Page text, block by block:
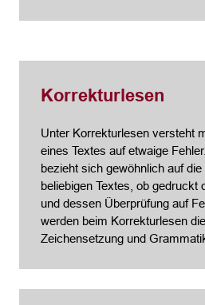
Korrekturlesen
Unter Korrekturlesen versteht
eines Textes auf etwaige
bezieht sich gewöhnlich auf
beliebigen Textes, ob gedruckt
und dessen Überprüfung auf
werden beim Korrekturlesen
Zeichensetzung und